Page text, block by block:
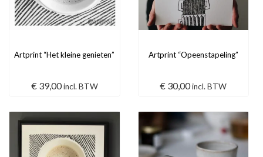
Artprint “Het kleine genieten”
€ 39,00 incl. BTW
Artprint “Opeenstapeling”
€ 30,00incl. BTW